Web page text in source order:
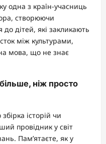
одна з країн-учасниць
створюючи
дітей, які закликають
між культурами,
мова, що не знає
ніж просто
історій чи
провідник у світ
Пам’ятаєте, як у